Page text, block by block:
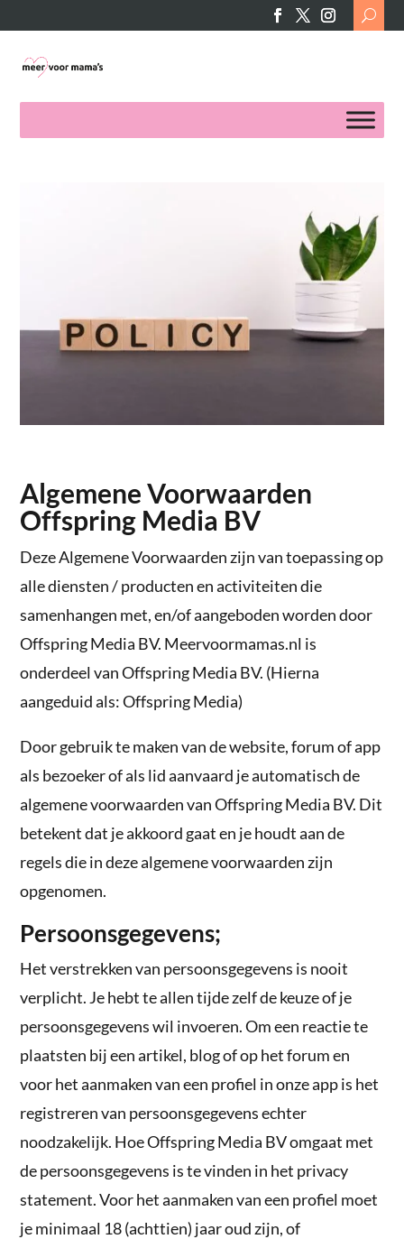
Search
for:
Algemene Voorwaarden
Offspring Media BV
Deze Algemene Voorwaarden zijn van toepassing op
alle diensten / producten en activiteiten die
samenhangen met, en/of aangeboden worden door
Offspring Media BV. Meervoormamas.nl is
onderdeel van Offspring Media BV. (Hierna
aangeduid als: Offspring Media)
Door gebruik te maken van de website, forum of app
als bezoeker of als lid aanvaard je automatisch de
algemene voorwaarden van Offspring Media BV. Dit
betekent dat je akkoord gaat en je houdt aan de
regels die in deze algemene voorwaarden zijn
opgenomen.
Persoonsgegevens;
Het verstrekken van persoonsgegevens is nooit
verplicht. Je hebt te allen tijde zelf de keuze of je
persoonsgegevens wil invoeren. Om een reactie te
plaatsten bij een artikel, blog of op het forum en
voor het aanmaken van een profiel in onze app is het
registreren van persoonsgegevens echter
noodzakelijk. Hoe Offspring Media BV omgaat met
de persoonsgegevens is te vinden in het privacy
statement. Voor het aanmaken van een profiel moet
je minimaal 18 (achttien) jaar oud zijn, of